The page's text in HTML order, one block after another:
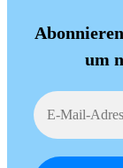
um